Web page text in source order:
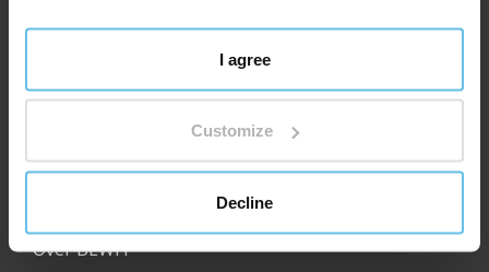
I agree
Customize
Decline
Over BEWIT